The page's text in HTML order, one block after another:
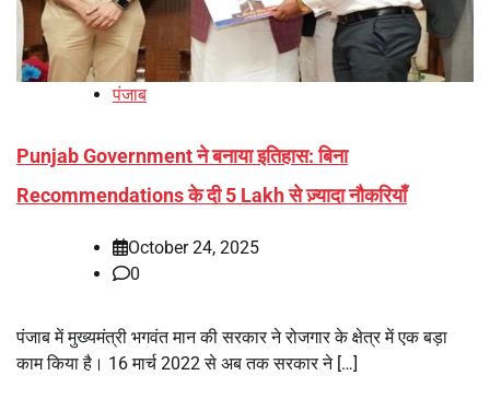
पंजाब
Punjab Government ने बनाया इतिहास: बिना
Recommendations के दी 5 Lakh से ज़्यादा नौकरियाँ
October 24, 2025
0
पंजाब में मुख्यमंत्री भगवंत मान की सरकार ने रोजगार के क्षेत्र में एक बड़ा
काम किया है। 16 मार्च 2022 से अब तक सरकार ने […]